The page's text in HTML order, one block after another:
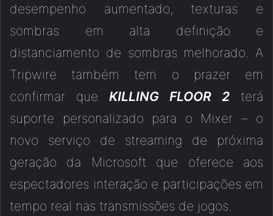
desempenho aumentado, texturas e
sombras em alta definição e
distanciamento de sombras melhorado. A
Tripwire também tem o prazer em
confirmar que KILLING FLOOR 2 terá
suporte personalizado para o Mixer – o
novo serviço de streaming de próxima
geração da Microsoft que oferece aos
espectadores interação e participações em
tempo real nas transmissões de jogos.